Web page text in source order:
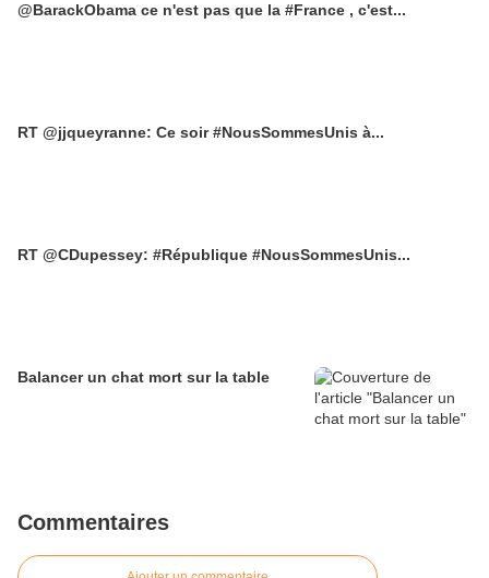
@BarackObama ce n'est pas que la #France , c'est...
RT @jjqueyranne: Ce soir #NousSommesUnis à...
RT @CDupessey: #République #NousSommesUnis...
Balancer un chat mort sur la table
Commentaires